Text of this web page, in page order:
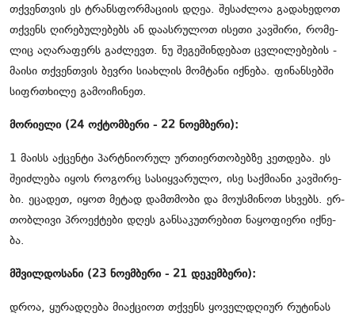
თქვენ­თვის ეს ტრანსფორ­მა­ცი­ის დღეა. შე­საძ­ლოა გა­და­ხე­დოთ
თქვენს ღი­რე­ბუ­ლე­ბებს ან და­ას­რუ­ლოთ ისე­თი კავ­ში­რი, რო­მე­
ლიც აღა­რა­ფერს გაძ­ლევთ. ნუ შე­გე­შინ­დე­ბათ ცვლი­ლე­ბე­ბის -
მა­ი­სი თქვენ­თვის ბევ­რი სი­ახ­ლის მომ­ტა­ნი იქ­ნე­ბა. ფი­ნან­სებ­ში
სიფრ­თხი­ლე გა­მო­ი­ჩი­ნეთ.
მო­რი­ე­ლი (24 ოქ­ტომ­ბე­რი - 22 ნო­ემ­ბე­რი):
1 მა­ისს აქ­ცენ­ტი პარტნი­ო­რულ ურ­თი­ერ­თო­ბებ­ზე კეთ­დე­ბა. ეს
შე­იძ­ლე­ბა იყოს რო­გორც სა­სიყ­ვა­რუ­ლო, ისე საქ­მი­ა­ნი კავ­ში­რე­
ბი. ეცა­დეთ, იყოთ მე­ტად დამთმო­ბი და მო­უს­მი­ნოთ სხვებს. ერ­
თობ­ლი­ვი პრო­ექ­ტე­ბი დღეს გან­სა­კუთ­რე­ბით ნა­ყო­ფი­ე­რი იქ­ნე­
ბა.
მშვილ­დო­სა­ნი (23 ნო­ემ­ბე­რი - 21 დე­კემ­ბე­რი):
დროა, ყუ­რა­დღე­ბა მი­აქ­ცი­ოთ თქვენს ყო­ველ­დღი­ურ რუ­ტი­ნას